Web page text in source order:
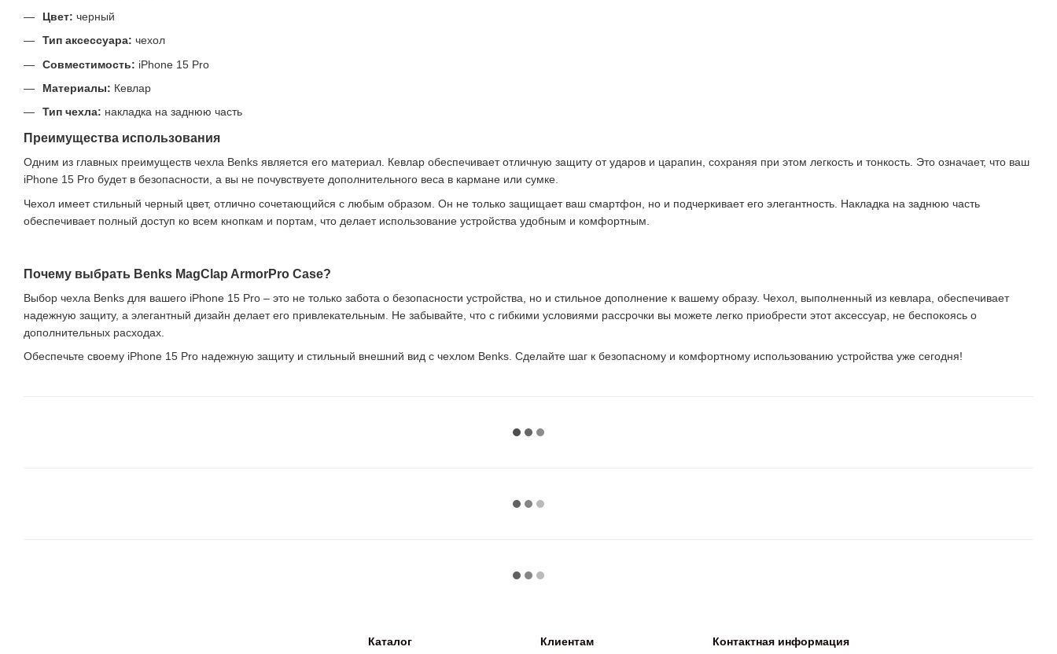
Цвет: черный
Тип аксессуара: чехол
Совместимость: iPhone 15 Pro
Материалы: Кевлар
Тип чехла: накладка на заднюю часть
Преимущества использования
Одним из главных преимуществ чехла Benks является его материал. Кевлар обеспечивает отличную защиту от ударов и царапин, сохраняя при этом легкость и тонкость. Это означает, что ваш
iPhone 15 Pro будет в безопасности, а вы не почувствуете дополнительного веса в кармане или сумке.
Чехол имеет стильный черный цвет, отлично сочетающийся с любым образом. Он не только защищает ваш смартфон, но и подчеркивает его элегантность. Накладка на заднюю часть
обеспечивает полный доступ ко всем кнопкам и портам, что делает использование устройства удобным и комфортным.
Почему выбрать Benks MagClap ArmorPro Case?
Выбор чехла Benks для вашего iPhone 15 Pro – это не только забота о безопасности устройства, но и стильное дополнение к вашему образу. Чехол, выполненный из кевлара, обеспечивает
надежную защиту, а элегантный дизайн делает его привлекательным. Не забывайте, что с гибкими условиями рассрочки вы можете легко приобрести этот аксессуар, не беспокоясь о
дополнительных расходах.
Обеспечьте своему iPhone 15 Pro надежную защиту и стильный внешний вид с чехлом Benks. Сделайте шаг к безопасному и комфортному использованию устройства уже сегодня!
Каталог Клиентам Контактная информация